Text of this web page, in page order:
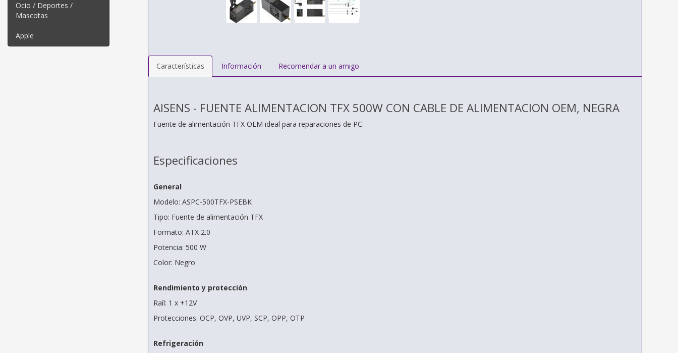
Ocio / Deportes /
Mascotas
Apple
Características Información Recomendar a un amigo
AISENS - FUENTE ALIMENTACION TFX 500W CON CABLE DE ALIMENTACION OEM, NEGRA
Fuente de alimentación TFX OEM ideal para reparaciones de PC.
Especificaciones
General
Modelo: ASPC-500TFX-PSEBK
Tipo: Fuente de alimentación TFX
Formato: ATX 2.0
Potencia: 500 W
Color: Negro
Rendimiento y protección
Raíl: 1 x +12V
Protecciones: OCP, OVP, UVP, SCP, OPP, OTP
Refrigeración